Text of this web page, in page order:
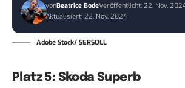
vonBeatrice BodeVeröffentlicht: 22. Nov.
Aktualisiert: 22. Nov. 2024
Adobe Stock/ SERSOLL
Platz 5: Skoda Superb